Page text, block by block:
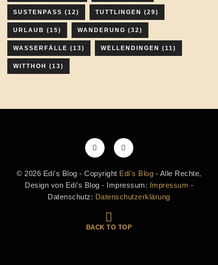
SUSTENPASS (12) TUTTLINGEN (29)
URLAUB (15) WANDERUNG (32)
WASSERFÄLLE (13) WELLENDINGEN (11)
WITTHOH (13)
© 2026 Edi's Blog - Copyright Edi's Blog - Alle Rechte,
Design von Edi's Blog - Impressum: Impressum -
Datenschutz: Datenschutzerklärung
BACK TO TOP